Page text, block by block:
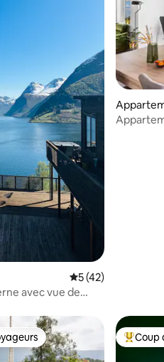
Évaluation
5 (42)
avec vue de
les plus appréciés Coups
Coup